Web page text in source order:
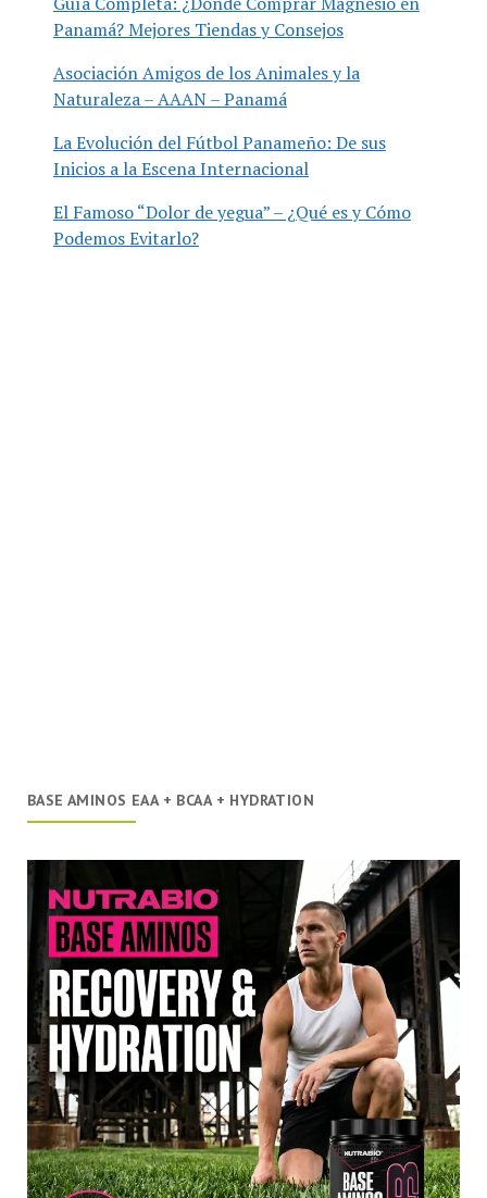
Panamá? Mejores Tiendas y Consejos
Asociación Amigos de los Animales y la
Naturaleza – AAAN – Panamá
La Evolución del Fútbol Panameño: De sus
Inicios a la Escena Internacional
El Famoso “Dolor de yegua” – ¿Qué es y Cómo
Podemos Evitarlo?
BASE AMINOS EAA + BCAA + HYDRATION